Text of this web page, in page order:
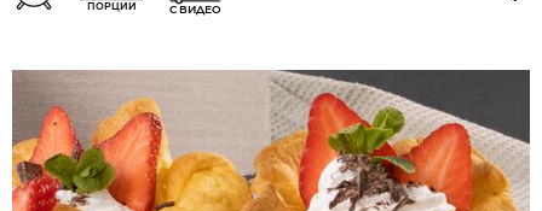
ПОРЦИИ С ВИДЕО